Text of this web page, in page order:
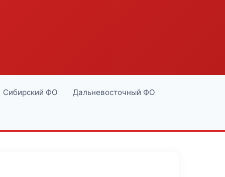
Сибирский ФО Дальневосточный ФО